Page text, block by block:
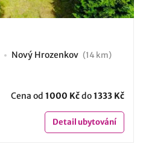
Nový Hrozenkov (14 km)
Cena od 1000 Kčdo1333 Kč
Detailubytování